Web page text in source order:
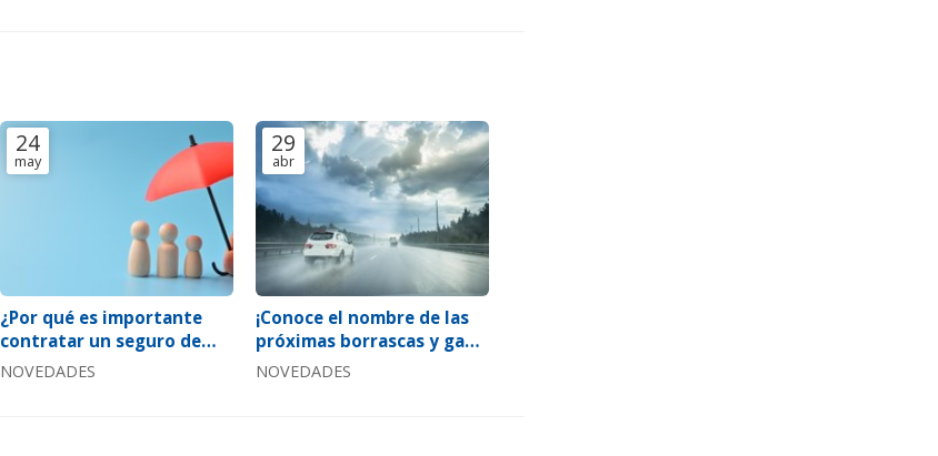
24
may
¿Por qué es importante
contratar un seguro de
vida?
NOVEDADES
29
abr
¡Conoce el nombre de las
próximas borrascas y gana
en precaución al volante
NOVEDADES